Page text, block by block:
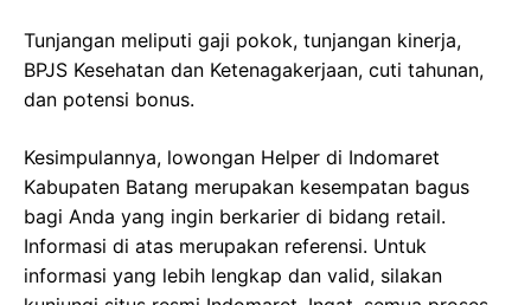
Tunjangan meliputi gaji pokok, tunjangan kinerja,
BPJS Kesehatan dan Ketenagakerjaan, cuti tahunan,
dan potensi bonus.
Kesimpulannya, lowongan Helper di Indomaret
Kabupaten Batang merupakan kesempatan bagus
bagi Anda yang ingin berkarier di bidang retail.
Informasi di atas merupakan referensi. Untuk
informasi yang lebih lengkap dan valid, silakan